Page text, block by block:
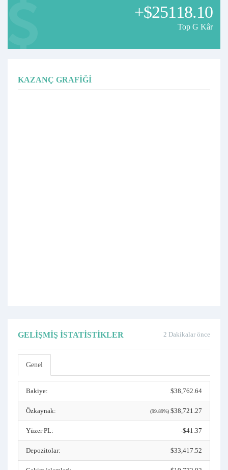
+$25118.10
Top G Kâr
KAZANÇ GRAFIĞI
2 Dakikalar önce
GELIŞMIŞ İSTATISTIKLER
Genel
Bakiye: $38,762.64
Özkaynak: (99.89%) $38,721.27
Yüzer PL: -$41.37
Depozitolar: $33,417.52